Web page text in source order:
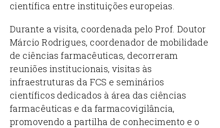
científica entre instituições europeias.
Durante a visita, coordenada pelo Prof. Doutor
Márcio Rodrigues, coordenador de mobilidade
de ciências farmacêuticas, decorreram
reuniões institucionais, visitas às
infraestruturas da FCS e seminários
científicos dedicados à área das ciências
farmacêuticas e da farmacovigilância,
promovendo a partilha de conhecimento e o